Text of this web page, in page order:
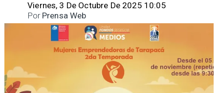
Viernes, 3 De Octubre De 2025 10:05
Prensa Web
Por